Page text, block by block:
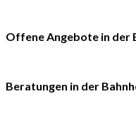
Offene Angebote in der
Beratungen in der